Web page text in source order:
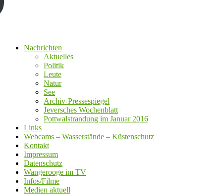
Nachrichten
Aktuelles
Politik
Leute
Natur
See
Archiv-Pressespiegel
Jeversches Wochenblatt
Pottwalstrandung im Januar 2016
Links
Webcams – Wasserstände – Küstenschutz
Kontakt
Impressum
Datenschutz
Wangerooge im TV
Infos/Filme
Medien aktuell